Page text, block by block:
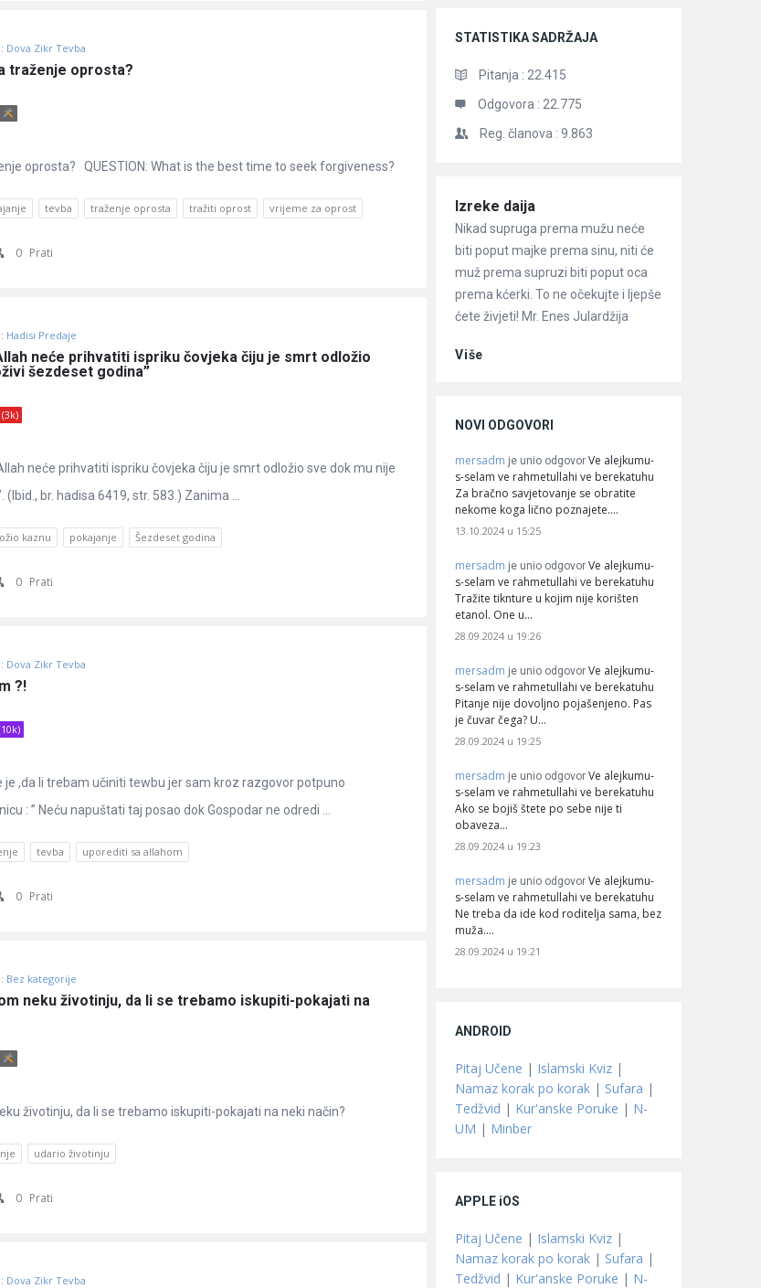
Dova Zikr Tevba
traženje oprosta?
oprosta? QUESTION: What is the best time to seek forgiveness?
tevba traženje oprosta tražiti oprost vrijeme za oprost
0 Prati
Hadisi Predaje
neće prihvatiti ispriku čovjeka čiju je smrt odložio
šezdeset godina”
neće prihvatiti ispriku čovjeka čiju je smrt odložio sve dok mu nije
br. hadisa 6419, str. 583.) Zanima ...
kaznu pokajanje Šezdeset godina
0 Prati
Dova Zikr Tevba
?!
je ,da li trebam učiniti tewbu jer sam kroz razgovor potpuno
: ” Neću napuštati taj posao dok Gospodar ne odredi ...
tevba uporediti sa allahom
0 Prati
Bez kategorije
neku životinju, da li se trebamo iskupiti-pokajati na
životinju, da li se trebamo iskupiti-pokajati na neki način?
udario životinju
0 Prati
Dova Zikr Tevba
STATISTIKA SADRŽAJA
Pitanja : 22.415
Odgovora : 22.775
Reg. članova : 9.863
Članci
Izreke daija
Nikad supruga prema mužu neće
biti poput majke prema sinu, niti će
muž prema supruzi biti poput oca
prema kćerki. To ne očekujte i ljepše
ćete živjeti! Mr. Enes Julardžija
Više
NOVI ODGOVORI
mersadm je unio odgovor Ve alejkumu-
s-selam ve rahmetullahi ve berekatuhu
Za bračno savjetovanje se obratite
nekome koga lično poznajete.…
13.10.2024 u 15:25
mersadm je unio odgovor Ve alejkumu-
s-selam ve rahmetullahi ve berekatuhu
Tražite tiknture u kojim nije korišten
etanol. One u…
28.09.2024 u 19:26
mersadm je unio odgovor Ve alejkumu-
s-selam ve rahmetullahi ve berekatuhu
Pitanje nije dovoljno pojašenjeno. Pas
je čuvar čega? U…
28.09.2024 u 19:25
mersadm je unio odgovor Ve alejkumu-
s-selam ve rahmetullahi ve berekatuhu
Ako se bojiš štete po sebe nije ti
obaveza…
28.09.2024 u 19:23
mersadm je unio odgovor Ve alejkumu-
s-selam ve rahmetullahi ve berekatuhu
Ne treba da ide kod roditelja sama, bez
muža.…
28.09.2024 u 19:21
ANDROID
Pitaj Učene | Islamski Kviz |
Namaz korak po korak | Sufara |
Tedžvid | Kur'anske Poruke | N-
UM | Minber
APPLE iOS
Pitaj Učene | Islamski Kviz |
Namaz korak po korak | Sufara |
Tedžvid | Kur'anske Poruke | N-